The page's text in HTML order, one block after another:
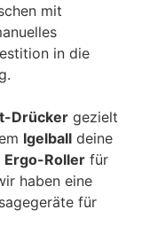
mit
in die
Drücker gezielt
Igelball deine
Ergo-Roller für
haben eine
für